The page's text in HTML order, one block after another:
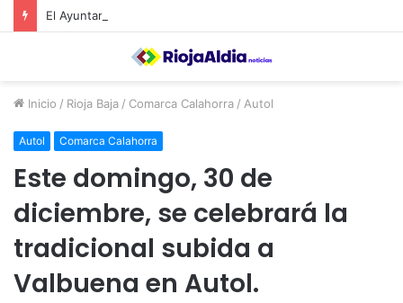
Inicio / Rioja Baja / Comarca Calahorra / Autol
Autol Comarca Calahorra
Este domingo, 30 de
diciembre, se celebrará la
tradicional subida a
Valbuena en Autol.